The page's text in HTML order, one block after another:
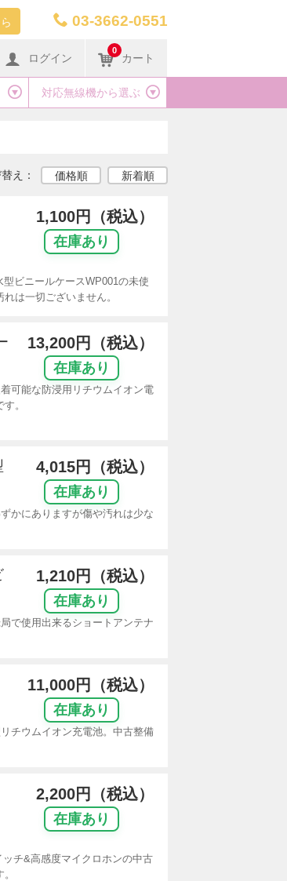
03-3662-0551
ログイン
0
カート
対応無線機から選ぶ
え： 価格順 新着順
1,100円（税込）
在庫あり
ビニールケースWP001の未使
は一切ございません。
13,200円（税込）
在庫あり
可能な防浸用リチウムイオン電
。
4,015円（税込）
在庫あり
かにありますが傷や汚れは少な
1,210円（税込）
在庫あり
で使用出来るショートアンテナ
11,000円（税込）
在庫あり
チウムイオン充電池。中古整備
2,200円（税込）
在庫あり
チ&高感度マイクロホンの中古